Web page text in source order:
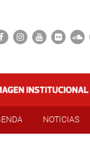
NOTICIAS